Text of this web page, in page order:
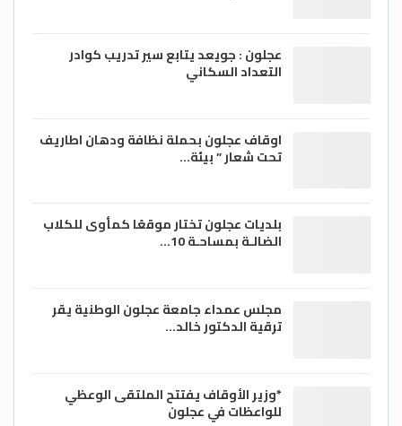
عجلون : جويعد يتابع سير تدريب كوادر
التعداد السكاني
اوقاف عجلون بحملة نظافة ودهان اطاريف
تحت شعار ” بيئة…
بلديات عجلون تختار موقعًا كمأوى للكلاب
الضالـة بمساحـة 10…
مجلس عمداء جامعة عجلون الوطنية يقر
ترقية الدكتور خالد…
*وزير الأوقاف يفتتح الملتقى الوعظي
للواعظات في عجلون